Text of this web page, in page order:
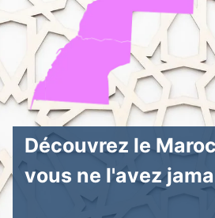
Découvrez le
vous ne l'avez